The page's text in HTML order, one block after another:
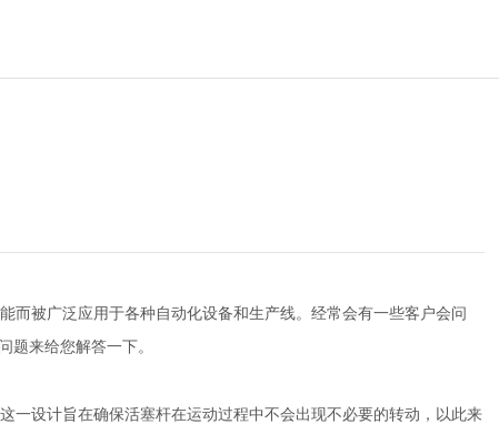
而被广泛应用于各种自动化设备和生产线。经常会有一些客户会问
题来给您解答一下。
设计旨在确保活塞杆在运动过程中不会出现不必要的转动，以此来